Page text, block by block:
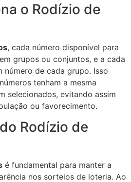
o Rodízio de
, cada número disponível para
grupos ou conjuntos, e a cada
número de cada grupo. Isso
tenham a mesma
selecionados, evitando assim
ou favorecimento.
Rodízio de
é fundamental para manter a
nos sorteios de loteria. Ao